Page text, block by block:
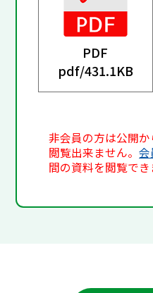
PDF
pdf/431.1KB
非会員の方は公開
閲覧出来ません。会
間の資料を閲覧でき